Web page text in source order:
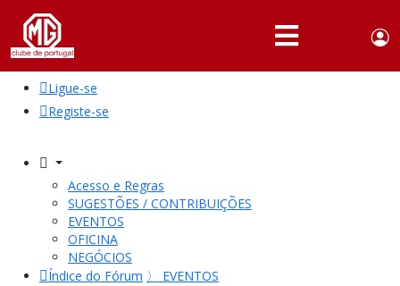
Portuguese,
English
QUEM
SOMOS
ATIVIDADES
NOTÍCIAS
FÓRUM
Ligue-se
Registe-se
Acesso e Regras
SUGESTÕES / CONTRIBUIÇÕES
EVENTOS
OFICINA
NEGÓCIOS
Índice do Fórum 〉 EVENTOS